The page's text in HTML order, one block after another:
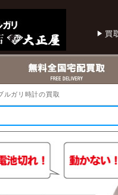
買
ガリ時計の買取